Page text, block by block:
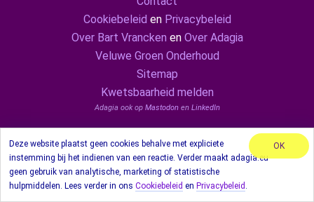
Cookiebeleid en Privacybeleid
Over Bart Vrancken en Over Adagia
Veluwe Groen Onderhoud
Sitemap
Kwetsbaarheid melden
Adagia ook op Mastodonen LinkedIn
OK
Deze website plaatst geen cookies behalve met expliciete
instemming bij het indienen van een reactie. Verder maakt adagia.eu
geen gebruik van analytische, marketing of statistische
hulpmiddelen. Lees verder in ons Cookiebeleid en Privacybeleid .